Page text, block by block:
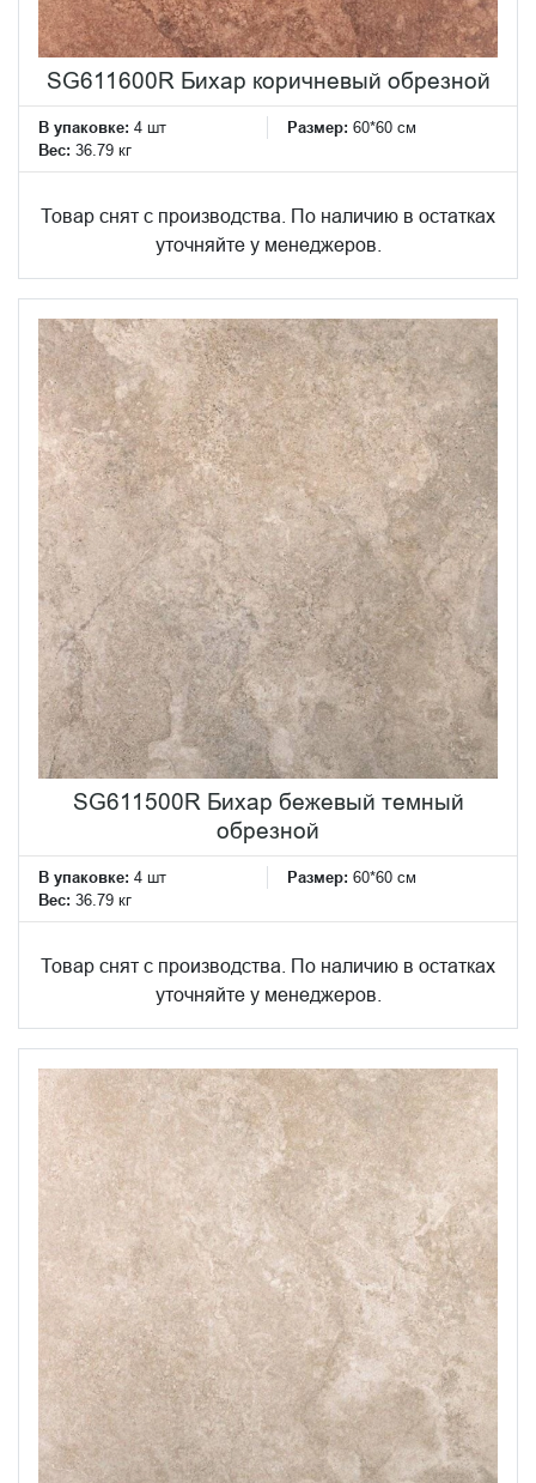
SG611600R Бихар коричневый обрезной
В упаковке: 4 шт Размер: 60*60 см
Вес: 36.79 кг
Товар снят с производства. По наличию в остатках
уточняйте у менеджеров.
SG611500R Бихар бежевый темный
обрезной
В упаковке: 4 шт Размер: 60*60 см
Вес: 36.79 кг
Товар снят с производства. По наличию в остатках
уточняйте у менеджеров.